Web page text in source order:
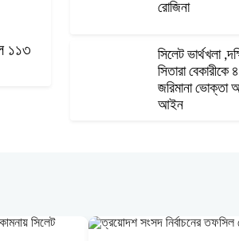
১১৩
রোজিনা
সিলেট ভার্থখলা
সিতারা বেকারীকে
জরিমানা ভোক্তা
আইন